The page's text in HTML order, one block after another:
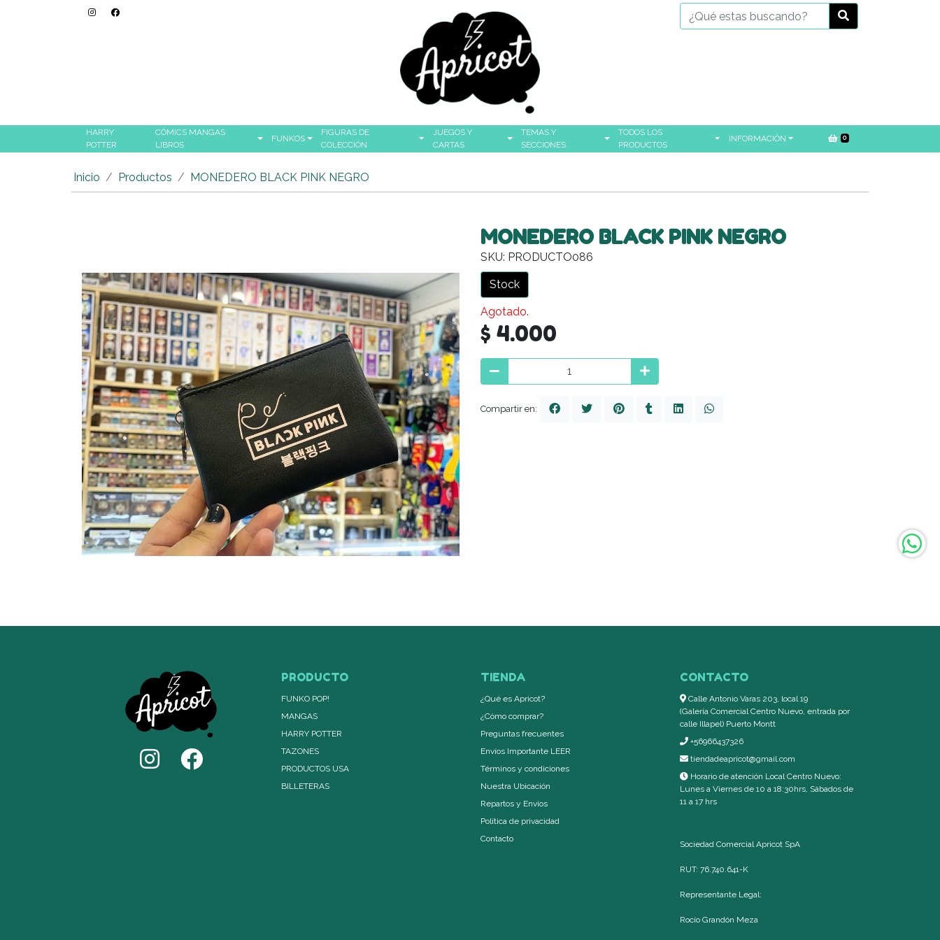
HARRY
POTTER
CÓMICS MANGAS
LIBROS
FUNKOS
FIGURAS DE
COLECCIÓN
JUEGOS Y
CARTAS
TEMAS Y
SECCIONES
TODOS LOS
PRODUCTOS
INFORMACIÓN 0
Inicio Productos MONEDERO BLACK PINK NEGRO
MONEDERO BLACK PINK NEGRO
SKU: PRODUCTO086
Stock
Agotado.
$ 4.000
Compartir en:
PRODUCTO
FUNKO POP!
MANGAS
HARRY POTTER
TAZONES
PRODUCTOS USA
BILLETERAS
TIENDA
¿Qué es Apricot?
¿Cómo comprar?
Preguntas frecuentes
Envíos Importante LEER
Términos y condiciones
Nuestra Ubicación
Repartos y Envíos
Política de privacidad
Contacto
CONTACTO
Calle Antonio Varas 203, local 19
(Galería Comercial Centro Nuevo, entrada por
calle Illapel) Puerto Montt
+56966437326
tiendadeapricot@gmail.com
Horario de atención Local Centro Nuevo:
Lunes a Viernes de 10 a 18:30hrs, Sábados de
11 a 17 hrs
Sociedad Comercial Apricot SpA
RUT: 76.740.641-K
Representante Legal:
Rocío Grandón Meza